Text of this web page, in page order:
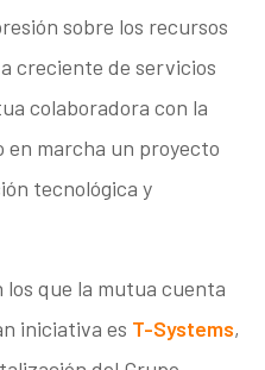
sobre los recursos
creciente de servicios
colaboradora con la
en marcha un proyecto
tecnológica y
los que la mutua cuenta
iniciativa es T-Systems,